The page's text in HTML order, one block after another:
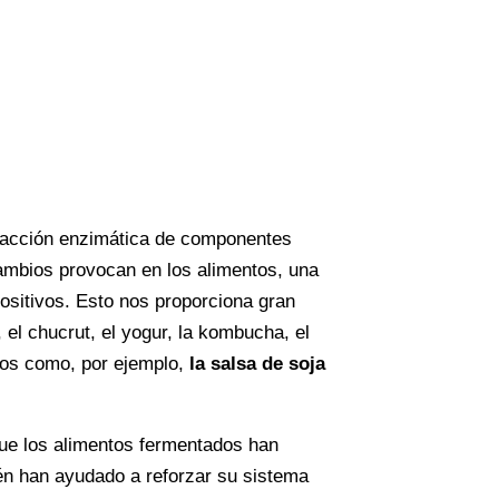
enzimática de componentes
provocan en los alimentos, una
Esto nos proporciona gran
chucrut, el yogur, la kombucha, el
como, por ejemplo, la salsa de soja
los alimentos fermentados han
han ayudado a reforzar su sistema